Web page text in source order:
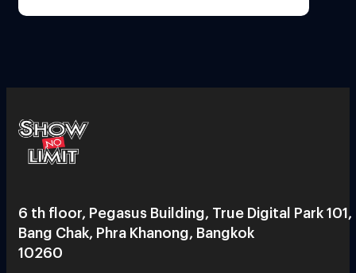
6 th floor, Pegasus Building, True Digital Park 101,
Bang Chak, Phra Khanong, Bangkok
10260